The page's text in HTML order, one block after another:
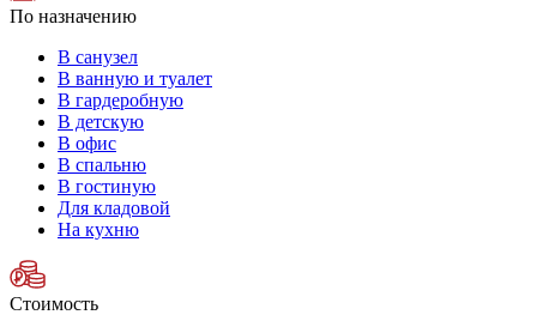
По назначению
В санузел
В ванную и туалет
В гардеробную
В детскую
В офис
В спальню
В гостиную
Для кладовой
На кухню
Стоимость